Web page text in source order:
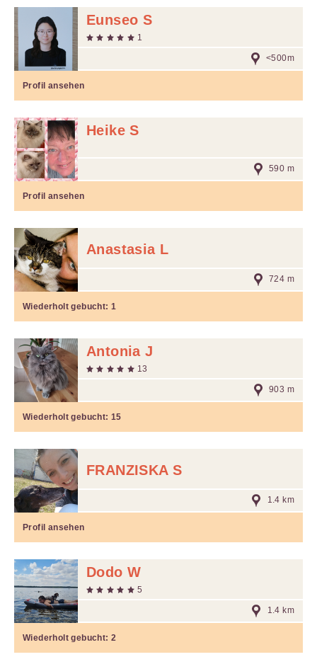
Eunseo S
1
<500m
Profil ansehen
Heike S
590 m
Profil ansehen
Anastasia L
724 m
Wiederholt gebucht:1
Antonia J
13
903 m
Wiederholt gebucht:15
FRANZISKA S
1.4 km
Profil ansehen
Dodo W
5
1.4 km
Wiederholt gebucht:2